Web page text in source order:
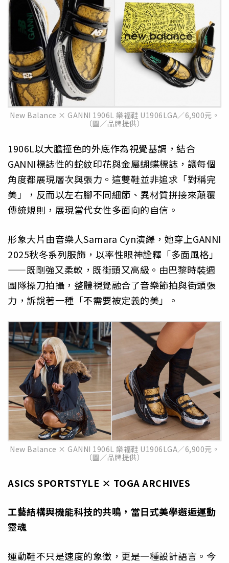
New Balance × GANNI 1906L 樂福鞋 U1906LGA／6,900元。
（圖／品牌提供）
1906L以大膽撞色的外底作為視覺基調，結合
GANNI標誌性的蛇紋印花與金屬蝴蝶標誌，讓每個
角度都展現層次與張力。這雙鞋並非追求「對稱完
美」，反而以左右腳不同細節、異材質拼接來顛覆
傳統規則，展現當代女性多面向的自信。
形象大片由音樂人Samara Cyn演繹，她穿上GANNI
2025秋冬系列服飾，以率性眼神詮釋「多面風格」
——既剛強又柔軟，既街頭又高級。由巴黎時裝週
團隊操刀拍攝，整體視覺融合了音樂節拍與街頭張
力，訴說著一種「不需要被定義的美」。
New Balance × GANNI 1906L 樂福鞋 U1906LGA／6,900元。
（圖／品牌提供）
ASICS SPORTSTYLE × TOGA ARCHIVES
工藝結構與機能科技的共鳴，當日式美學邂逅運動
靈魂
運動鞋不只是速度的象徵，更是一種設計語言。今